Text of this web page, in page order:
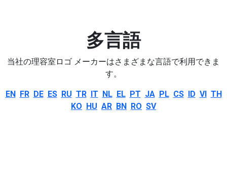
多言語
当社の理容室ロゴ メーカーはさまざまな言語で利用できま
す。
EN FR DE ES RU TR IT NL EL PT JA PL CS ID VI TH
KO HU AR BN RO SV